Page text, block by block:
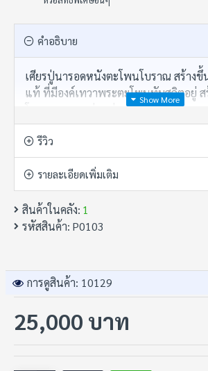
คำอธิบาย
เศียรปู่นารอดหนังตะโพนโบราณ สร้าง
แท้ ที่มีองค์เทวาพระตะโพนทับสถิตอยู่ ส
เศียรครูนั้นย่อมมีอานุภาพมาก มีฤทธิ์แรง
หลายให้รุ่งเรือง
• ขนาดครอบครูใช้ตั้งบูชาเท่านั้น
• อยากได้ของดี แกลลอรี่ 100 ล้าน
• อาจารย์ เก้า มี
รีวิว
รายละเอียดเพิ่มเติม
สินค้าในคลัง: 1
รหัสสินค้า: P0103
การดูสินค้า: 10129
25,000 บาท